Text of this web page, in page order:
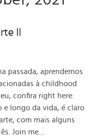
II
passada, aprendemos
à childhood
confira right here.
e longo da vida, é claro
com mais alguns
Join me…